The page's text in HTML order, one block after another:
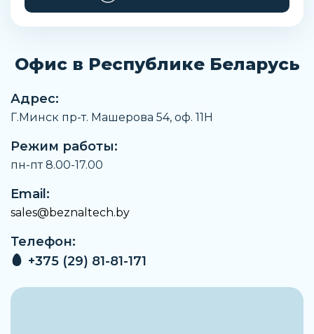
Производитель
Наружный диаметр
Внутренний диаметр
50 мм
Тип исполнения
KBFL 50
Наименование
Офис в Республике Беларусь
Адрес:
Г.Минск пр-т. Машерова 54, оф. 11H
Режим работы:
пн-пт 8.00-17.00
Email:
sales@beznaltech.by
Телефон:
+375 (29) 81-81-171